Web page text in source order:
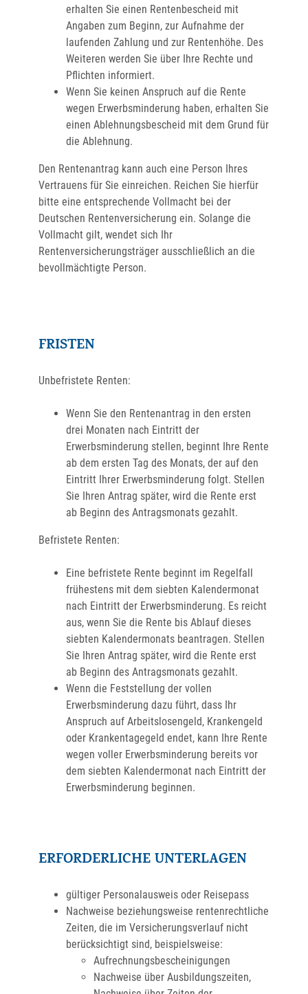
erhalten Sie einen Rentenbescheid mit
Angaben zum Beginn, zur Aufnahme der
laufenden Zahlung und zur Rentenhöhe. Des
Weiteren werden Sie über Ihre Rechte und
Pflichten informiert.
Wenn Sie keinen Anspruch auf die Rente
wegen Erwerbsminderung haben, erhalten Sie
einen Ablehnungsbescheid mit dem Grund für
die Ablehnung.
Den Rentenantrag kann auch eine Person Ihres
Vertrauens für Sie einreichen. Reichen Sie hierfür
bitte eine entsprechende Vollmacht bei der
Deutschen Rentenversicherung ein. Solange die
Vollmacht gilt, wendet sich Ihr
Rentenversicherungsträger ausschließlich an die
bevollmächtigte Person.
FRISTEN
Unbefristete Renten:
Wenn Sie den Rentenantrag in den ersten
drei Monaten nach Eintritt der
Erwerbsminderung stellen, beginnt Ihre Rente
ab dem ersten Tag des Monats, der auf den
Eintritt Ihrer Erwerbsminderung folgt. Stellen
Sie Ihren Antrag später, wird die Rente erst
ab Beginn des Antragsmonats gezahlt.
Befristete Renten:
Eine befristete Rente beginnt im Regelfall
frühestens mit dem siebten Kalendermonat
nach Eintritt der Erwerbsminderung. Es reicht
aus, wenn Sie die Rente bis Ablauf dieses
siebten Kalendermonats beantragen. Stellen
Sie Ihren Antrag später, wird die Rente erst
ab Beginn des Antragsmonats gezahlt.
Wenn die Feststellung der vollen
Erwerbsminderung dazu führt, dass Ihr
Anspruch auf Arbeitslosengeld, Krankengeld
oder Krankentagegeld endet, kann Ihre Rente
wegen voller Erwerbsminderung bereits vor
dem siebten Kalendermonat nach Eintritt der
Erwerbsminderung beginnen.
ERFORDERLICHE UNTERLAGEN
gültiger Personalausweis oder Reisepass
Nachweise beziehungsweise rentenrechtliche
Zeiten, die im Versicherungsverlauf nicht
berücksichtigt sind, beispielsweise:
Aufrechnungsbescheinigungen
Nachweise über Ausbildungszeiten,